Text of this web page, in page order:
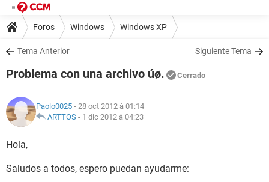
Foros Windows Windows XP
Tema Anterior Siguiente Tema
Problema con una archivo úø. Cerrado
Paolo0025 - 28 oct 2012 à 01:14
ARTTOS - 1 dic 2012 à 04:23
Hola,
Saludos a todos, espero puedan ayudarme: